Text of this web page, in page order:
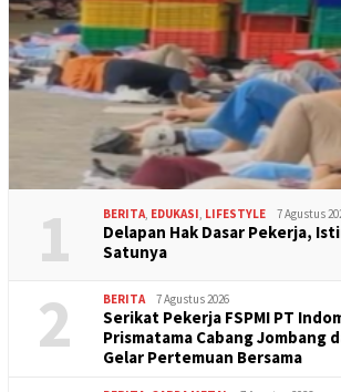
1 BERITA EDUKASI LIFESTYLE 7 Agustus
Delapan Hak Dasar Pekerja,
Satunya
2 BERITA 7 Agustus 2026
Serikat Pekerja FSPMI PT
Prismatama Cabang Jombang
Gelar Pertemuan Bersama